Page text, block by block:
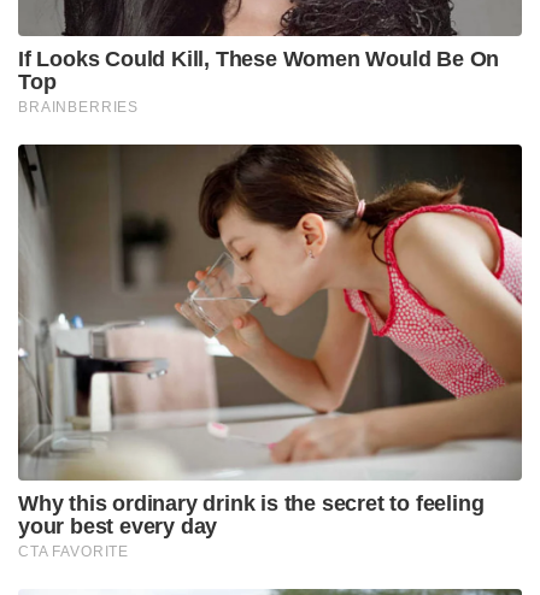
If Looks Could Kill, These Women Would Be On
Top
BRAINBERRIES
Why this ordinary drink is the secret to feeling
your best every day
CTA FAVORITE